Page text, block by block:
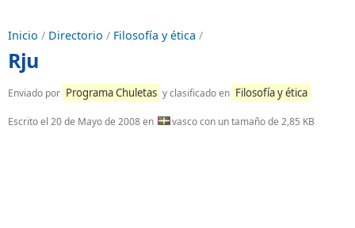
Inicio / Directorio / Filosofía y ética /
Rju
Enviado por Programa Chuletas y clasificado en Filosofía y ética
Escrito el 20 de Mayo de 2008en vasco con un tamaño de 2,85 KB